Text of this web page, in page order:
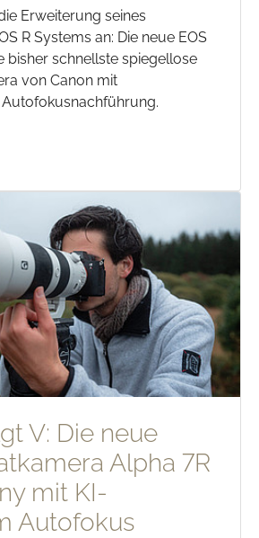
Erweiterung seines
R Systems an: Die neue EOS
bisher schnellste spiegellose
von Canon mit
V: Die neue
Alpha 7R
mit KI-
Autofokus